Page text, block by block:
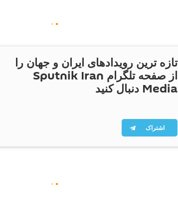
تازه ترین رویدادهای ایران و جهان را
از صفحه تلگرام Sputnik Iran
Media دنبال کنید
اشتراک